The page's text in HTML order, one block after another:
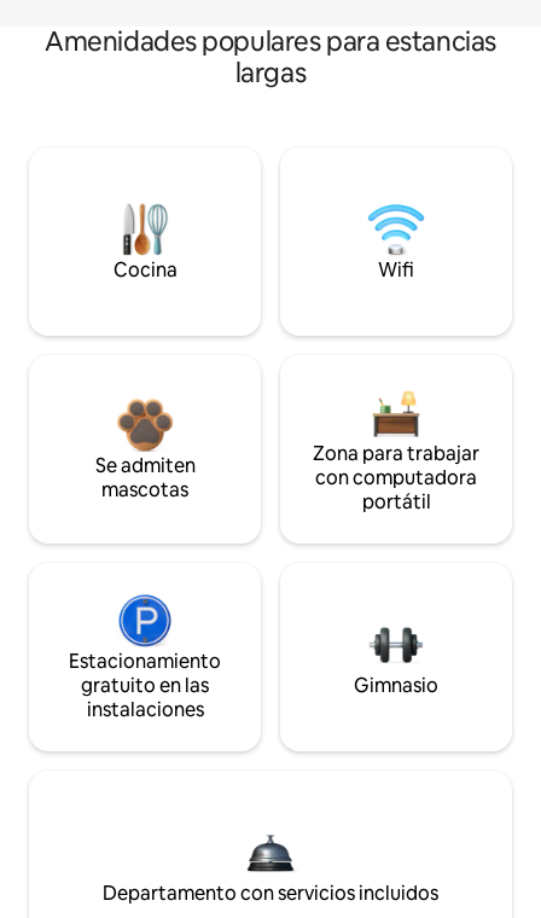
Amenidades populares para estancias
largas
Cocina Wifi
Se admiten
mascotas
Zona para trabajar
con computadora
portátil
Estacionamiento
gratuito en las
instalaciones
Gimnasio
Departamento con servicios incluidos